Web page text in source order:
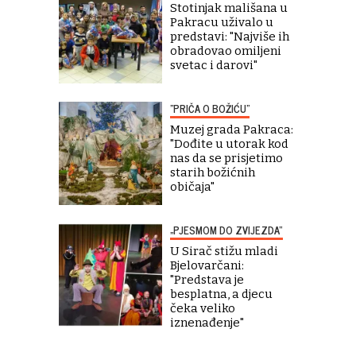
Stotinjak mališana u
Pakracu uživalo u
predstavi: "Najviše ih
obradovao omiljeni
svetac i darovi"
"PRIČA O BOŽIĆU"
Muzej grada Pakraca:
"Dođite u utorak kod
nas da se prisjetimo
starih božićnih
običaja"
„PJESMOM DO ZVIJEZDA“
U Sirač stižu mladi
Bjelovarčani:
"Predstava je
besplatna, a djecu
čeka veliko
iznenađenje"